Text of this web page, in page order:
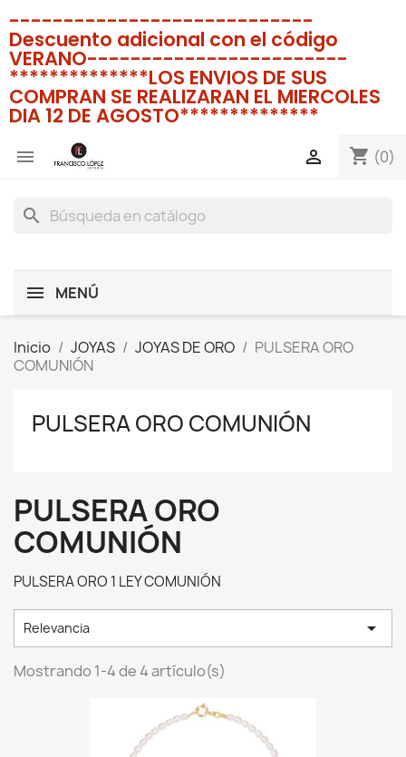
----------------------------
Descuento adicional con el código
VERANO------------------------
**************LOS ENVIOS DE SUS
COMPRAN SE REALIZARAN EL MIERCOLES
DIA 12 DE AGOSTO**************
 shopping_cart (0)

search
MENÚ
Inicio JOYAS JOYAS DE ORO
PULSERA ORO
COMUNIÓN
PULSERA ORO COMUNIÓN
PULSERA ORO
COMUNIÓN
PULSERA ORO 1 LEY COMUNIÓN
Relevancia 
Mostrando 1-4 de 4 artículo(s)